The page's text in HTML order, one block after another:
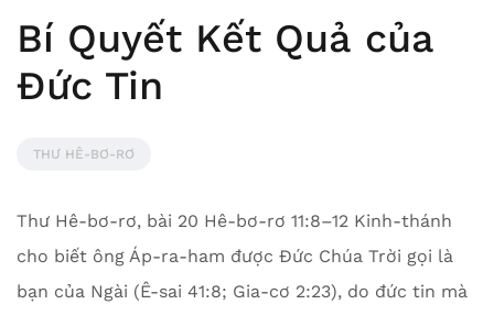
Bí Quyết Kết Quả của
Đức Tin
THƯ HÊ-BƠ-RƠ
Thư Hê-bơ-rơ, bài 20 Hê-bơ-rơ 11:8–12 Kinh-thánh
cho biết ông Áp-ra-ham được Đức Chúa Trời gọi là
bạn của Ngài (Ê-sai 41:8; Gia-cơ 2:23), do đức tin mà